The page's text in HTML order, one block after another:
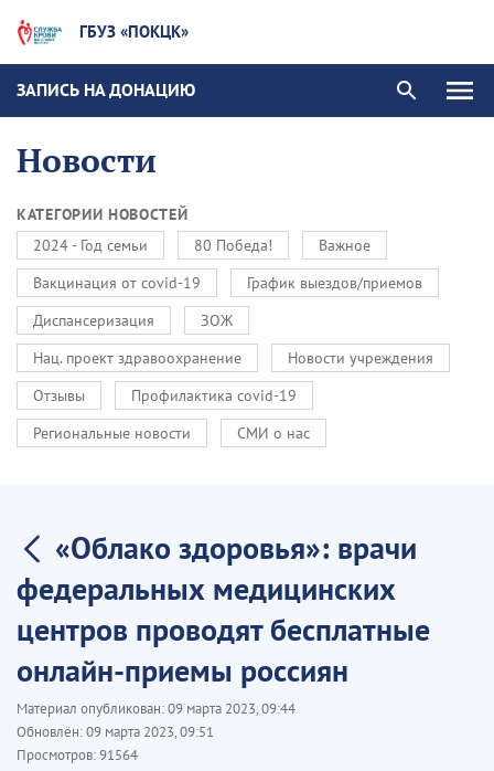
ГБУЗ «ПОКЦК»
ЗАПИСЬ НА ДОНАЦИЮ
Новости
КАТЕГОРИИ НОВОСТЕЙ
2024 - Год семьи
80 Победа!
Важное
Вакцинация от covid-19
График выездов/приемов
Диспансеризация
ЗОЖ
Нац. проект здравоохранение
Новости учреждения
Отзывы
Профилактика covid-19
Региональные новости
СМИ о нас
«Облако здоровья»: врачи
федеральных медицинских
центров проводят бесплатные
онлайн-приемы россиян
Материал опубликован:09 марта 2023, 09:44
Обновлён:09 марта 2023, 09:51
Просмотров:91564